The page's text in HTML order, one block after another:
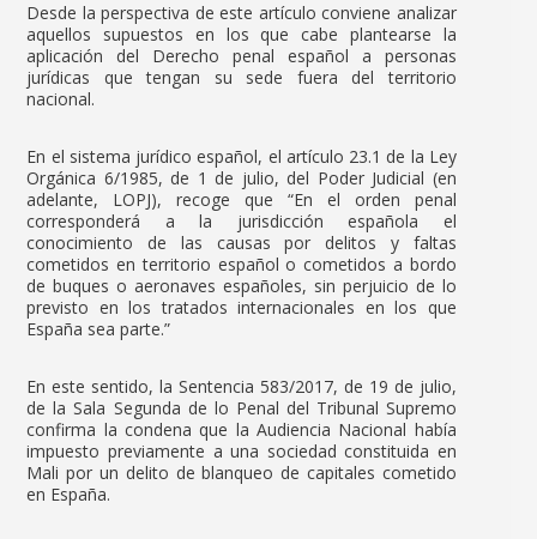
Desde la perspectiva de este artículo conviene analizar
aquellos supuestos en los que cabe plantearse la
aplicación del Derecho penal español a personas
jurídicas que tengan su sede fuera del territorio
nacional.
En el sistema jurídico español, el artículo 23.1 de la Ley
Orgánica 6/1985, de 1 de julio, del Poder Judicial (en
adelante, LOPJ), recoge que “En el orden penal
corresponderá a la jurisdicción española el
conocimiento de las causas por delitos y faltas
cometidos en territorio español o cometidos a bordo
de buques o aeronaves españoles, sin perjuicio de lo
previsto en los tratados internacionales en los que
España sea parte.”
En este sentido, la Sentencia 583/2017, de 19 de julio,
de la Sala Segunda de lo Penal del Tribunal Supremo
confirma la condena que la Audiencia Nacional había
impuesto previamente a una sociedad constituida en
Mali por un delito de blanqueo de capitales cometido
en España.